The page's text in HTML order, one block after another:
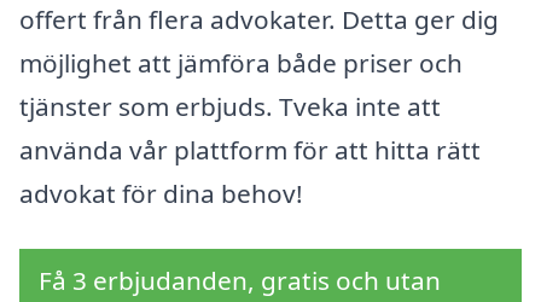
offert från flera advokater. Detta ger dig
möjlighet att jämföra både priser och
tjänster som erbjuds. Tveka inte att
använda vår plattform för att hitta rätt
advokat för dina behov!
Få 3 erbjudanden, gratis och utan